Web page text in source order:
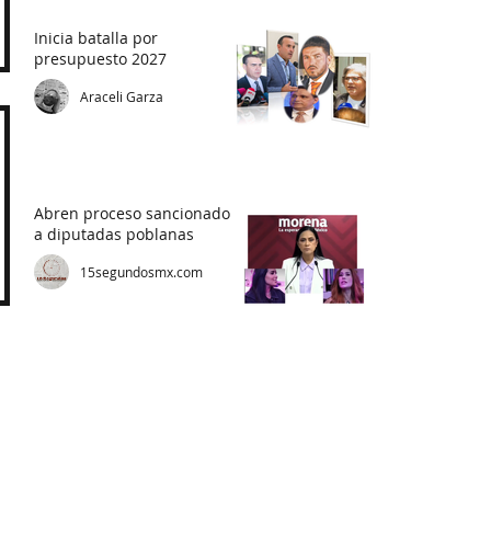
Inicia batalla por
presupuesto 2027
Araceli Garza
Abren proceso sancionador
a diputadas poblanas
15segundosmx.com